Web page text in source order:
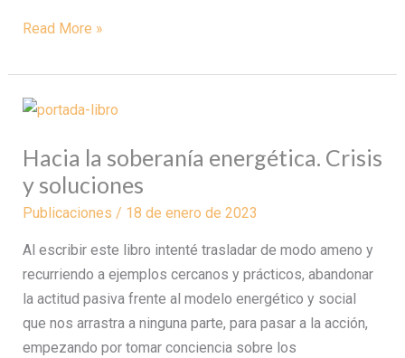
Read More »
Hacia la soberanía energética. Crisis
y soluciones
Publicaciones / 18 de enero de 2023
Al escribir este libro intenté trasladar de modo ameno y
recurriendo a ejemplos cercanos y prácticos, abandonar
la actitud pasiva frente al modelo energético y social
que nos arrastra a ninguna parte, para pasar a la acción,
empezando por tomar conciencia sobre los
Hacia
soberanía
energética.
Crisis
soluciones